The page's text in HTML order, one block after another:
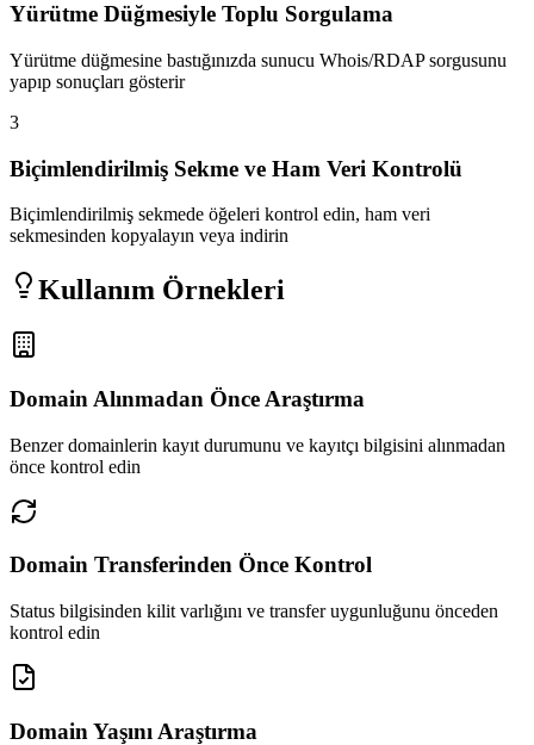
Yürütme Düğmesiyle Toplu Sorgulama
Yürütme düğmesine bastığınızda sunucu Whois/RDAP sorgusunu
yapıp sonuçları gösterir
3
Biçimlendirilmiş Sekme ve Ham Veri Kontrolü
Biçimlendirilmiş sekmede öğeleri kontrol edin, ham veri
sekmesinden kopyalayın veya indirin
Kullanım Örnekleri
Domain Alınmadan Önce Araştırma
Benzer domainlerin kayıt durumunu ve kayıtçı bilgisini alınmadan
önce kontrol edin
Domain Transferinden Önce Kontrol
Status bilgisinden kilit varlığını ve transfer uygunluğunu önceden
kontrol edin
Domain Yaşını Araştırma